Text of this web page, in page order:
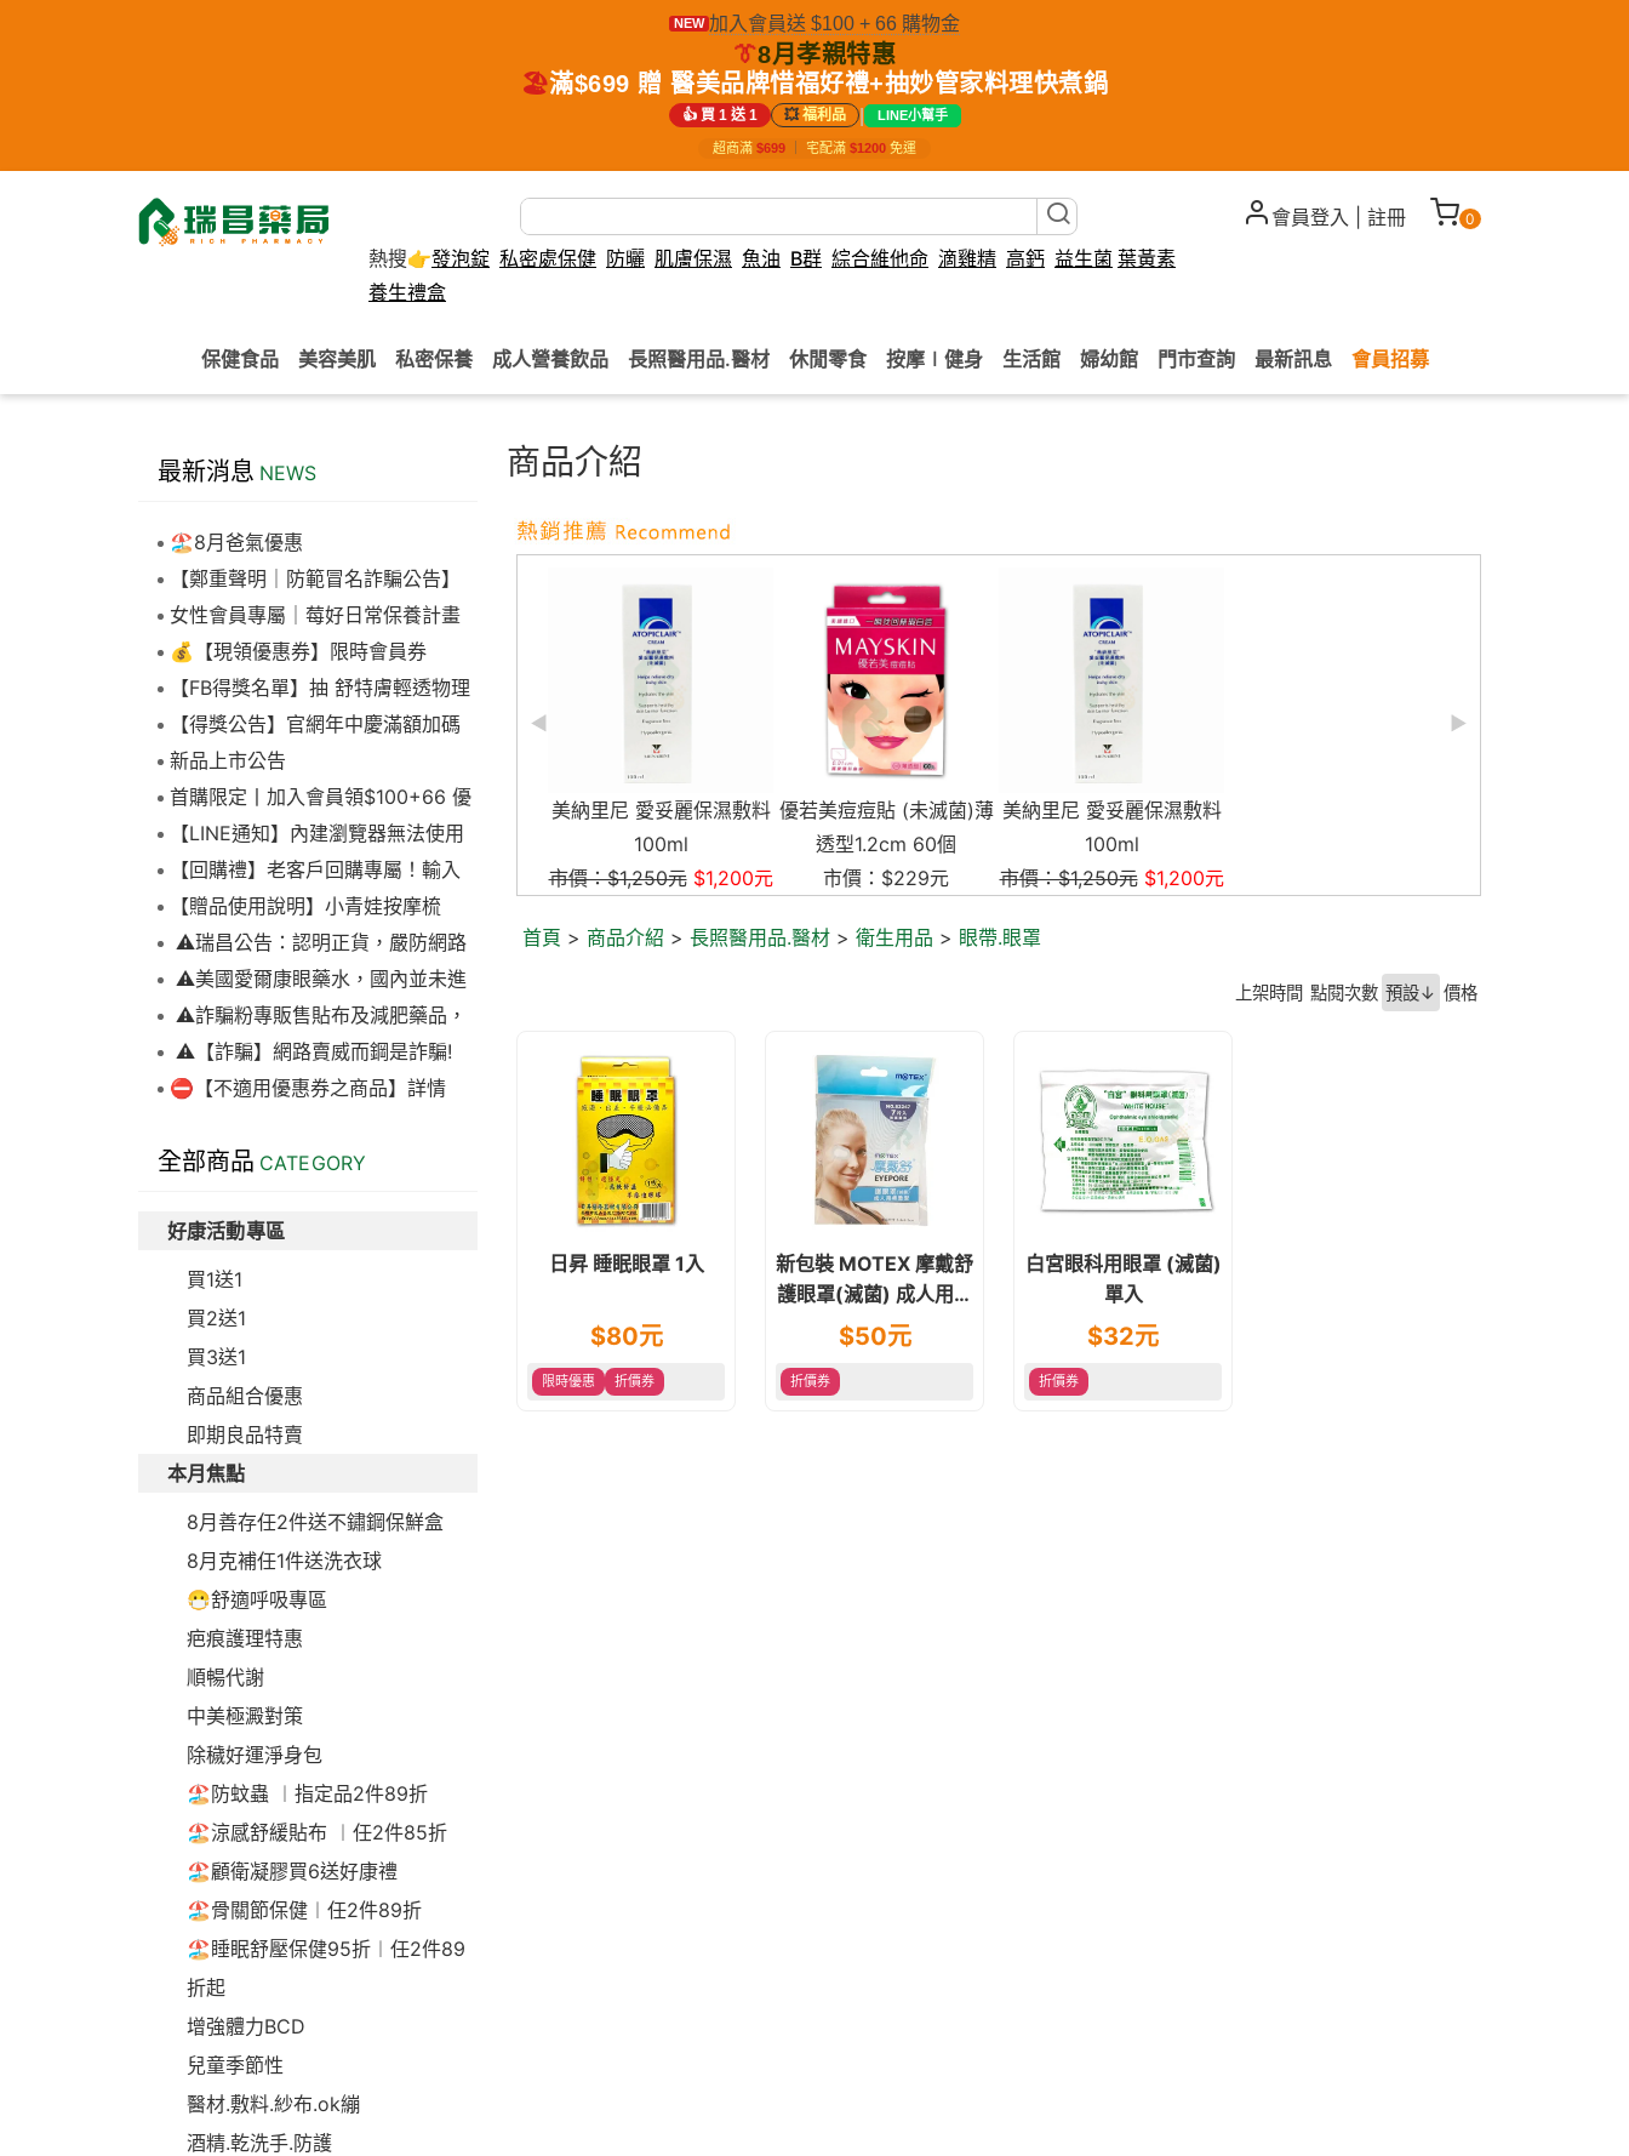
NEW 加入會員送 $100 + 66 購物金
👔8月孝親特惠
🏖️滿$699 贈 醫美品牌惜福好禮+抽妙管家料理快煮鍋
👍 買 1 送 1 💥福利品 | LINE小幫手
超商滿 $699 宅配滿 $1200 免運
熱搜👉發泡錠 私密處保健 防曬 肌膚保濕 魚油 B群 綜合維他命 滴雞精 高鈣 益生菌 葉黃素
養生禮盒
會員登入 註冊 0
保健食品 美容美肌 私密保養 成人營養飲品 長照醫用品.醫材 休閒零食 按摩∣健身 生活館 婦幼館 門市查詢 最新訊息 會員招募
最新消息 NEWS
🏖️8月爸氣優惠
【鄭重聲明｜防範冒名詐騙公告】
女性會員專屬｜莓好日常保養計畫
💰【現領優惠券】限時會員券
【FB得獎名單】抽 舒特膚輕透物理
低敏防曬霜乙名(8/4報到截止)
【得獎公告】官網年中慶滿額加碼
抽FIKA蒸煮料理組2名(7/31截止)
新品上市公告
首購限定丨加入會員領$100+66 優
惠！【LINE通知】內建瀏覽器無法使用
下拉選單
【回購禮】老客戶回購專屬！輸入
折扣碼現折$100
【贈品使用說明】小青娃按摩梳
⚠️瑞昌公告：認明正貨，嚴防網路
詐騙⚠️美國愛爾康眼藥水，國內並未進
口販售
⚠️詐騙粉專販售貼布及減肥藥品，
請勿上當，請查明來源! 非瑞昌藥局
販售!
⚠️【詐騙】網路賣威而鋼是詐騙!
⛔【不適用優惠券之商品】詳情
全部商品 CATEGORY
好康活動專區
買1送1
買2送1
買3送1
商品組合優惠
即期良品特賣
本月焦點
8月善存任2件送不鏽鋼保鮮盒
8月克補任1件送洗衣球
😷舒適呼吸專區
疤痕護理特惠
順暢代謝
中美極澱對策
除穢好運淨身包
🏖️防蚊蟲 ︱指定品2件89折
🏖️涼感舒緩貼布 ︱任2件85折
🏖️顧衛凝膠買6送好康禮
🏖️骨關節保健︱任2件89折
🏖️睡眠舒壓保健95折︱任2件89
折起
增強體力BCD
兒童季節性
醫材.敷料.紗布.ok繃
酒精.乾洗手.防護
商品介紹
優若美痘痘貼 (未滅菌)薄
透型1.2cm 60個
市價：$229元
美納里尼 愛妥麗保濕敷料
100ml
市價：$1,250元
$1,200元
優若美痘痘貼 (未滅菌)薄
透型1.2cm 60個
市價：$229元
美納里尼 愛妥麗保濕敷料
100ml
市價：$1,250元
$1,200元
首頁 > 商品介紹 > 長照醫用品.醫材 > 衛生用品 > 眼帶.眼罩
上架時間 點閱次數 預設↓ 價格
日昇 睡眠眼罩 1入
$80元
限時優惠 折價券
新包裝 MOTEX 摩戴舒
護眼罩(滅菌) 成人用棉
墊型 7片裝 單眼眼罩
$50元
折價券
白宮眼科用眼罩 (滅菌)
單入
$32元
折價券